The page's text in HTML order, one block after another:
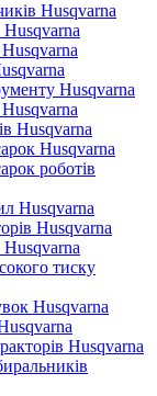
Husqvarna
Husqvarna
Husqvarna
Husqvarna
Husqvarna
роботів
Husqvarna
Husqvarna
Husqvarna
тиску
Husqvarna
Husqvarna